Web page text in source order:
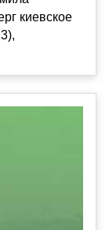
киевское